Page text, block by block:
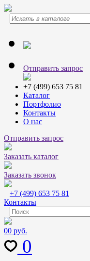
Отправить запрос
+7 (499) 653 75 81
Каталог
Портфолио
Контакты
О нас
Отправить запрос
Заказать каталог
Заказать звонок
+7 (499) 653 75 81
Контакты
00 руб.
0